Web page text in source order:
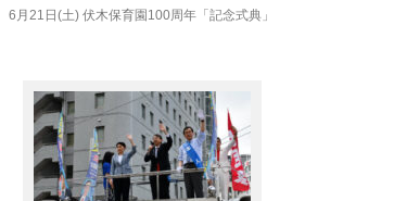
6月21日(土) 伏木保育園100周年「記念式典」